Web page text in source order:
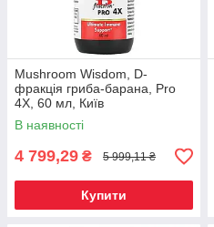
Mushroom Wisdom, D-
фракція гриба-барана, Pro
4X, 60 мл, Київ
В наявності
4 799,29 ₴ 5 999,11 ₴
Купити